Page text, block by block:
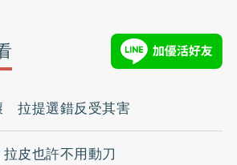
拉提選錯反受其害
皮也許不用動刀